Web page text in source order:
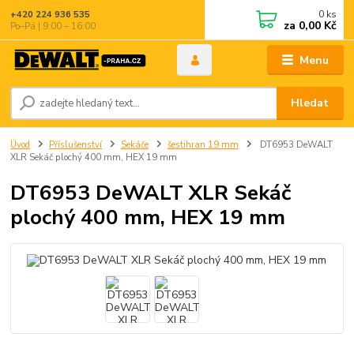
Menu
Hledat
+420 224 936 535
Po–Pá | 9:00 – 16:00
0 ks
za 0,00 Kč
Úvod Příslušenství Sekáče šestihran 19 mm
DT6953 DeWALT
XLR Sekáč plochý 400 mm, HEX 19 mm
DT6953 DeWALT XLR Sekáč
plochý 400 mm, HEX 19 mm